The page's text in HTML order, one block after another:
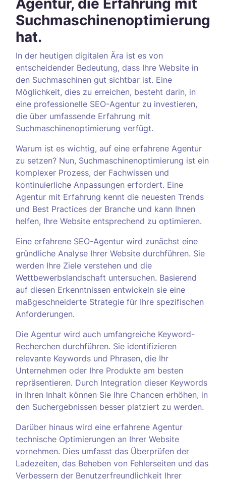
Agentur, die Erfahrung mit
Suchmaschinenoptimierung
hat.
In der heutigen digitalen Ära ist es von
entscheidender Bedeutung, dass Ihre Website in
den Suchmaschinen gut sichtbar ist. Eine
Möglichkeit, dies zu erreichen, besteht darin, in
eine professionelle SEO-Agentur zu investieren,
die über umfassende Erfahrung mit
Suchmaschinenoptimierung verfügt.
Warum ist es wichtig, auf eine erfahrene Agentur
zu setzen? Nun, Suchmaschinenoptimierung ist ein
komplexer Prozess, der Fachwissen und
kontinuierliche Anpassungen erfordert. Eine
Agentur mit Erfahrung kennt die neuesten Trends
und Best Practices der Branche und kann Ihnen
helfen, Ihre Website entsprechend zu optimieren.
Eine erfahrene SEO-Agentur wird zunächst eine
gründliche Analyse Ihrer Website durchführen. Sie
werden Ihre Ziele verstehen und die
Wettbewerbslandschaft untersuchen. Basierend
auf diesen Erkenntnissen entwickeln sie eine
maßgeschneiderte Strategie für Ihre spezifischen
Anforderungen.
Die Agentur wird auch umfangreiche Keyword-
Recherchen durchführen. Sie identifizieren
relevante Keywords und Phrasen, die Ihr
Unternehmen oder Ihre Produkte am besten
repräsentieren. Durch Integration dieser Keywords
in Ihren Inhalt können Sie Ihre Chancen erhöhen, in
den Suchergebnissen besser platziert zu werden.
Darüber hinaus wird eine erfahrene Agentur
technische Optimierungen an Ihrer Website
vornehmen. Dies umfasst das Überprüfen der
Ladezeiten, das Beheben von Fehlerseiten und das
Verbessern der Benutzerfreundlichkeit Ihrer